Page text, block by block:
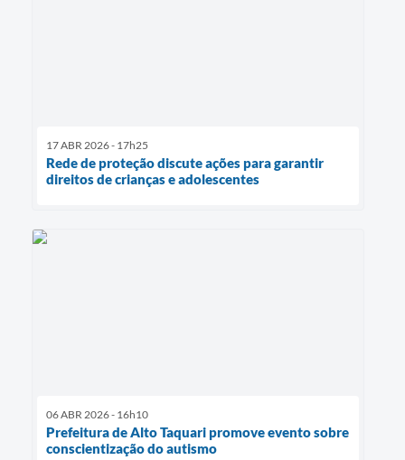
17 ABR 2026 - 17h25
Rede de proteção discute ações para garantir
direitos de crianças e adolescentes
06 ABR 2026 - 16h10
Prefeitura de Alto Taquari promove evento sobre
conscientização do autismo